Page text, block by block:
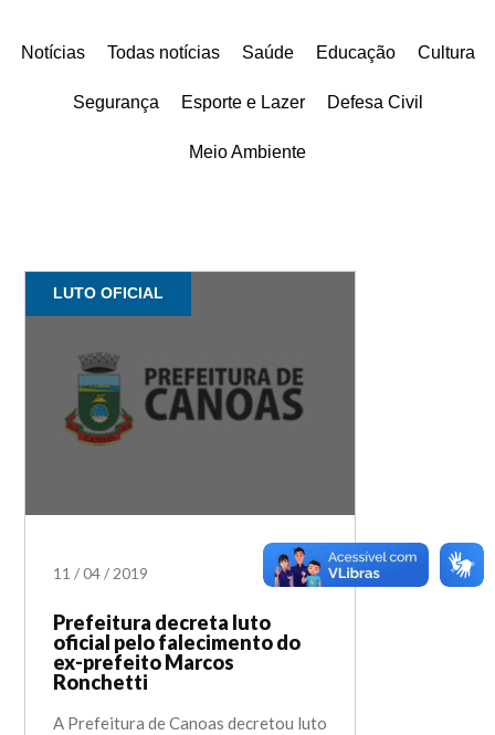
Notícias Todas notícias Saúde Educação Cultura
Segurança Esporte e Lazer Defesa Civil
Meio Ambiente
LUTO OFICIAL
11 /04 /2019
Prefeitura decreta luto
oficial pelo falecimento do
ex-prefeito Marcos
Ronchetti
A Prefeitura de Canoas decretou luto